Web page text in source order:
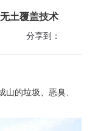
土覆盖技术
分享到：
的垃圾、恶臭、